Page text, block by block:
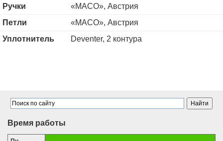
Ручки
«MACO», Австрия
Петли
«MACO», Австрия
Уплотнитель
Deventer, 2 контура
Время работы